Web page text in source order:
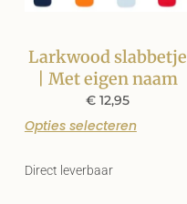
Larkwood slabbetje
| Met eigen naam
€12,95
Opties selecteren
Direct leverbaar